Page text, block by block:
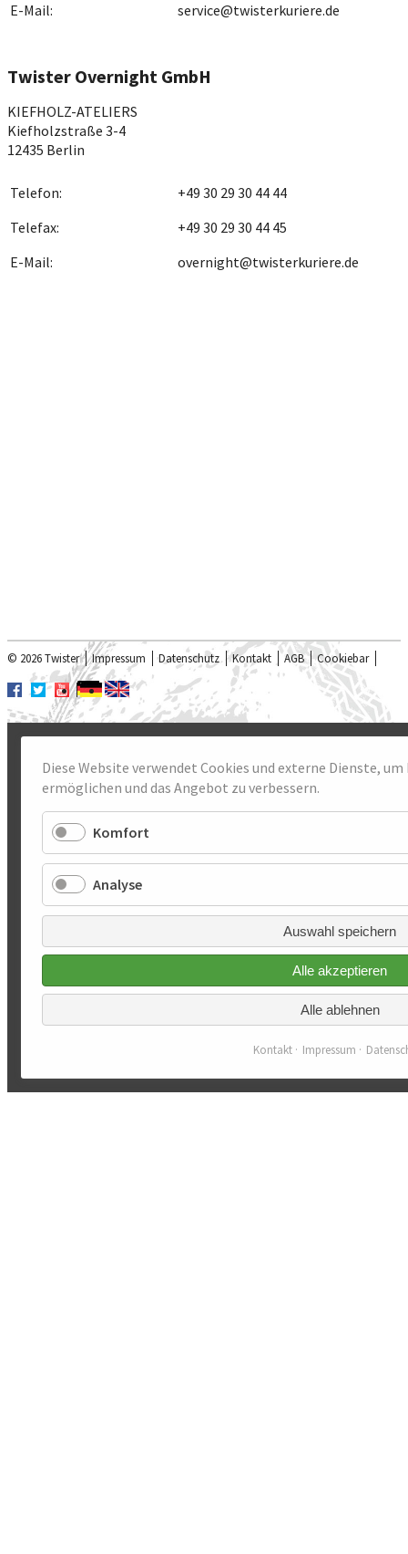
E-Mail:
service@twisterkuriere.de
Twister Overnight GmbH
KIEFHOLZ-ATELIERS
Kiefholzstraße 3-4
12435 Berlin
Telefon:
+49 30 29 30 44 44
Telefax:
+49 30 29 30 44 45
E-Mail:
overnight@twisterkuriere.de
© 2026 Twister Impressum Datenschutz Kontakt AGB Cookiebar
Diese Website verwendet Cookies und externe Dienste,
ermöglichen und das Angebot zu verbessern.
Komfort
Analyse
Auswahl speichern
Alle akzeptieren
Alle ablehnen
Kontakt Impressum